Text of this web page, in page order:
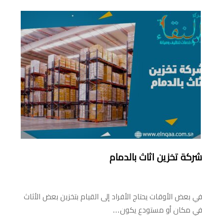
شركة تخزين اثاث بالدمام
في بعض الأوقات يحتاج الأفراد إلى القيام بتخزين بعض الأثاث
في مكان أو مستودع يكون…